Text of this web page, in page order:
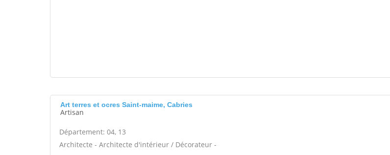
Art terres et ocres Saint-maime, Cabries
Artisan
Département: 04, 13
Architecte - Architecte d'intérieur / Décorateur -